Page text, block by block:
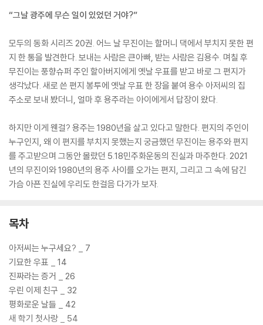
“그날 광주에 무슨 일이 있었던 거야?”
모두의 동화 시리즈 20권. 어느 날 무진이는 할머니 댁에서 부치지 못한 편
지 한 통을 발견한다. 보내는 사람은 큰아빠, 받는 사람은 김용수. 며칠 후
무진이는 풍향슈퍼 주인 할아버지에게 옛날 우표를 받고 바로 그 편지가
생각났다. 새로 쓴 편지 봉투에 옛날 우표 한 장을 붙여 용수 아저씨의 집
주소로 보내 봤더니, 얼마 후 용주라는 아이에게서 답장이 왔다.
하지만 이게 웬걸? 용주는 1980년을 살고 있다고 말한다. 편지의 주인이
누구인지, 왜 이 편지를 부치지 못했는지 궁금했던 무진이는 용주와 편지
를 주고받으며 그동안 몰랐던 5.18민주화운동의 진실과 마주한다. 2021
년의 무진이와 1980년의 용주 사이를 오가는 편지, 그리고 그 속에 담긴
가슴 아픈 진실에 우리도 한걸음 다가가 보자.
목차
아저씨는 누구세요? _ 7
기묘한 우표 _ 14
진짜라는 증거 _ 26
우린 이제 친구 _ 32
평화로운 날들 _ 42
새 학기 첫사랑 _ 54